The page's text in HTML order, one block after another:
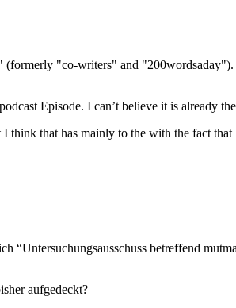
"co-writers" and
Episode. I can’t believe it is already
that has mainly to the with the fact that
“Untersuchungsausschuss betreffend
aufgedeckt?